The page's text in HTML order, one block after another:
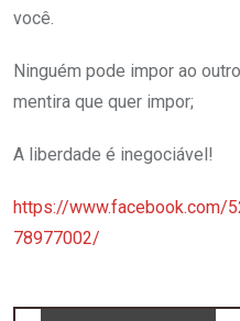
você.
Ninguém pode impor ao
mentira que quer impor;
A liberdade é inegociável!
https://www.facebook.com/
78977002/